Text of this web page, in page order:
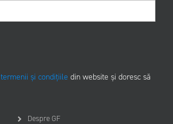
termenii și condițiile din website și doresc să
Despre GF